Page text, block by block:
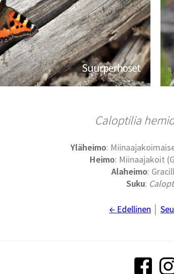
Suurperhoset
Caloptilia
Yläheimo:
Heimo: Miinaajakoit
Alaheimo:
Suku:
← Edellinen